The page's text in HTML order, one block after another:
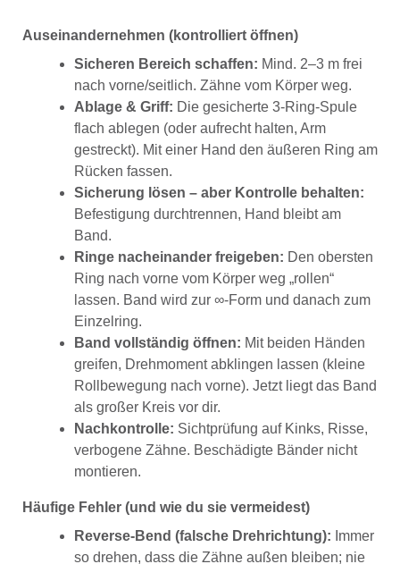
Auseinandernehmen (kontrolliert öffnen)
Sicheren Bereich schaffen: Mind. 2–3 m frei
nach vorne/seitlich. Zähne vom Körper weg.
Ablage & Griff: Die gesicherte 3-Ring-Spule
flach ablegen (oder aufrecht halten, Arm
gestreckt). Mit einer Hand den äußeren Ring am
Rücken fassen.
Sicherung lösen – aber Kontrolle behalten:
Befestigung durchtrennen, Hand bleibt am
Band.
Ringe nacheinander freigeben: Den obersten
Ring nach vorne vom Körper weg „rollen“
lassen. Band wird zur ∞-Form und danach zum
Einzelring.
Band vollständig öffnen: Mit beiden Händen
greifen, Drehmoment abklingen lassen (kleine
Rollbewegung nach vorne). Jetzt liegt das Band
als großer Kreis vor dir.
Nachkontrolle: Sichtprüfung auf Kinks, Risse,
verbogene Zähne. Beschädigte Bänder nicht
montieren.
Häufige Fehler (und wie du sie vermeidest)
Reverse-Bend (falsche Drehrichtung): Immer
so drehen, dass die Zähne außen bleiben; nie